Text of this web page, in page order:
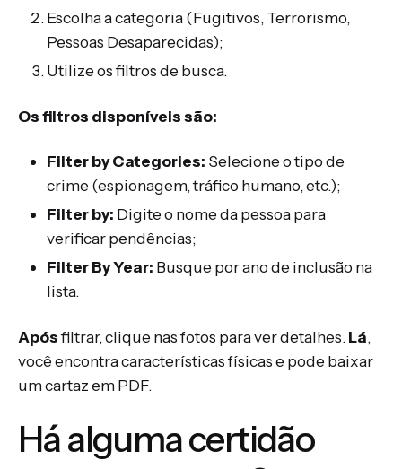
Escolha a categoria (Fugitivos, Terrorismo,
Pessoas Desaparecidas);
Utilize os filtros de busca.
Os filtros disponíveis são:
Filter by Categories: Selecione o tipo de
crime (espionagem, tráfico humano, etc.);
Filter by: Digite o nome da pessoa para
verificar pendências;
Filter By Year: Busque por ano de inclusão na
lista.
Apósfiltrar, clique nas fotos para ver detalhes. Lá,
você encontra características físicas e pode baixar
um cartaz em PDF.
Há alguma certidão